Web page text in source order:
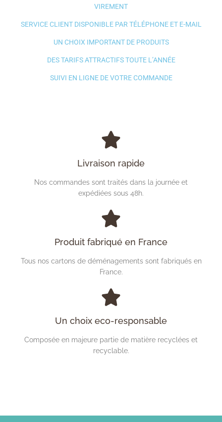
VIREMENT
SERVICE CLIENT DISPONIBLE PAR TÉLÉPHONE ET E-MAIL
UN CHOIX IMPORTANT DE PRODUITS
DES TARIFS ATTRACTIFS TOUTE L’ANNÉE
SUIVI EN LIGNE DE VOTRE COMMANDE
Livraison rapide
Nos commandes sont traités dans la journée et
expédiées sous 48h.
Produit fabriqué en France
Tous nos cartons de déménagements sont fabriqués en
France.
Un choix eco-responsable
Composée en majeure partie de matière recyclées et
recyclable.